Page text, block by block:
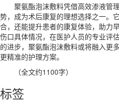
聚氨酯泡沫敷料凭借高效渗液管
势，成为术后康复的理想选择之一。
合，还能提升患者的康复体验，助力
伤口具体情况，在医护人员的专业评
的进步，聚氨酯泡沫敷料或将融入更
更精准的护理方案。
（全文约1100字）
标签